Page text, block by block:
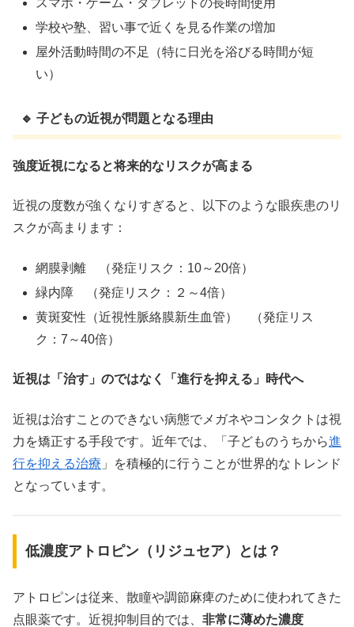
学校や塾、習い事で近くを見る作業の増加
屋外活動時間の不足（特に日光を浴びる時間が短
い）
🔹 子どもの近視が問題となる理由
強度近視になると将来的なリスクが高まる
近視の度数が強くなりすぎると、以下のような眼疾患のリ
スクが高まります：
網膜剥離 （発症リスク：10～20倍）
緑内障 （発症リスク：２～4倍）
黄斑変性（近視性脈絡膜新生血管） （発症リス
ク：7～40倍）
近視は「治す」のではなく「進行を抑える」時代へ
近視は治すことのできない病態でメガネやコンタクトは視
力を矯正する手段です。近年では、「子どものうちから進
行を抑える治療 」を積極的に行うことが世界的なトレンド
となっています。
低濃度アトロピン（リジュセア）とは？
アトロピンは従来、散瞳や調節麻痺のために使われてきた
点眼薬です。近視抑制目的では、 非常に薄めた濃度